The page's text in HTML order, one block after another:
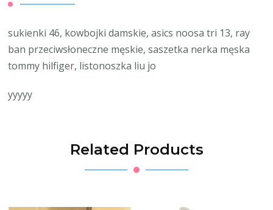
sukienki 46, kowbojki damskie, asics noosa tri 13, ray
ban przeciwsłoneczne męskie, saszetka nerka męska
tommy hilfiger, listonoszka liu jo
yyyyy
Related Products